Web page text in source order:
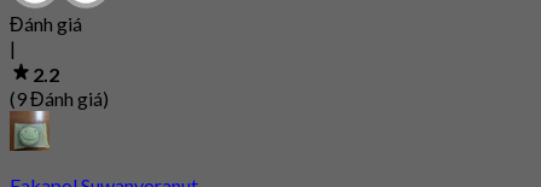
Đánh giá
|
2.2
(9 Đánh giá)